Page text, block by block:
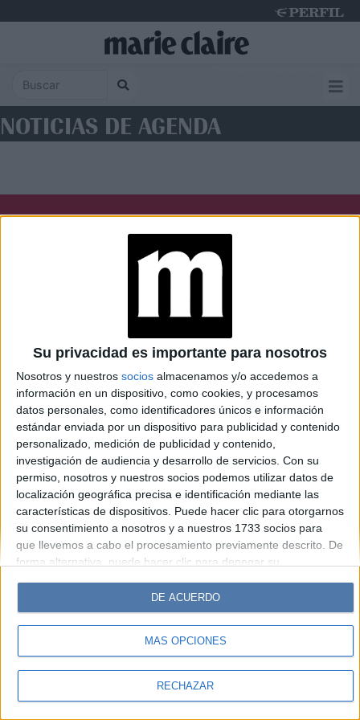
Su privacidad es importante para nosotros
Nosotros y nuestros socios almacenamos y/o accedemos a
información en un dispositivo, como cookies, y procesamos
datos personales, como identificadores únicos e información
estándar enviada por un dispositivo para publicidad y contenido
personalizado, medición de publicidad y contenido,
investigación de audiencia y desarrollo de servicios. Con su
permiso, nosotros y nuestros socios podemos utilizar datos de
localización geográfica precisa e identificación mediante las
características de dispositivos. Puede hacer clic para otorgarnos
su consentimiento a nosotros y a nuestros 1733 socios para
que llevemos a cabo el procesamiento previamente descrito. De
forma alternativa, puede hacer clic para denegar su
cambiar sus preferencias antes de otorgar su consentimiento.
Tenga en cuenta que algún procesamiento de sus datos
personales puede no requerir de su consentimiento, pero usted
tiene el derecho de rechazar tal procesamiento. Sus
sus preferencias o retirar su consentimiento en cualquier
MÁS OPCIONES
RECHAZAR
DE ACUERDO
NOTICIAS DE AGENDA
Caras Noticias
Weekend Parabrisas
Look
Luz Mía Lunateen Break BATimes
© Perfil.com 2006-2019 - Todos los derechos reservados
Registro de Propiedad Intelectual: Nro. 5346433